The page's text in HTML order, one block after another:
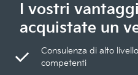
I vostri
acquistate un
Consulenza di alto
competenti